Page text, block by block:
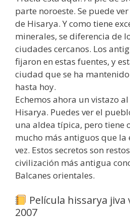
parte noroeste. Se puede
de Hisarya. Y como tiene
minerales, se diferencia de
ciudades cercanos. Los
fijaron en estas fuentes, y
ciudad que se ha
hasta hoy.
Echemos ahora un vistazo
Hisarya. Puedes ver el
una aldea típica, pero tiene
mucho más antiguos que la
vez. Estos secretos son
civilización más antigua
Balcanes orientales.
Película hissarya
2007